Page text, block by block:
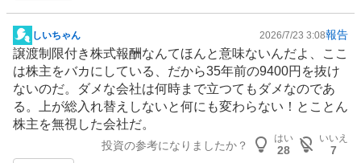
掲
示
板
記
事
しいちゃん 2026/7/23 3:08報告
譲渡制限付き株式報酬なんてほんと意味ないんだよ、ここ
は株主をバカにしている、だから35年前の9400円を抜け
ないのだ。ダメな会社は何時まで立つてもダメなのであ
る。上が総入れ替えしないと何にも変わらない！とことん
株主を無視した会社だ。
投資の参考になりましたか？
はい
28
いいえ
7